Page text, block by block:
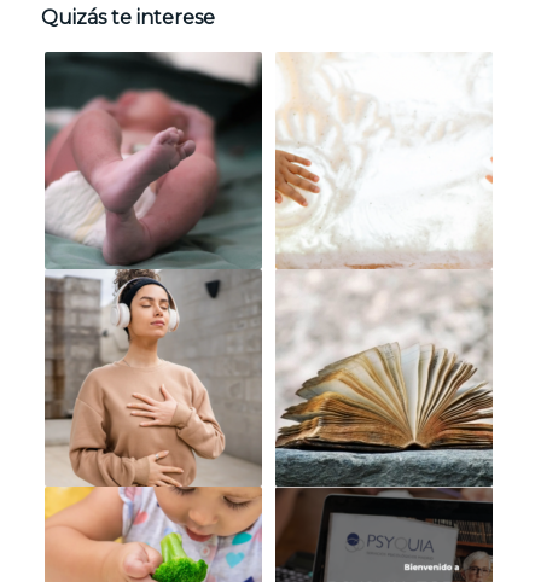
Quizás te interese